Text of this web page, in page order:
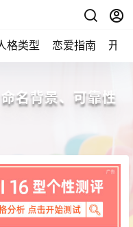
格类型 恋爱指南 开始
名背景、可靠性